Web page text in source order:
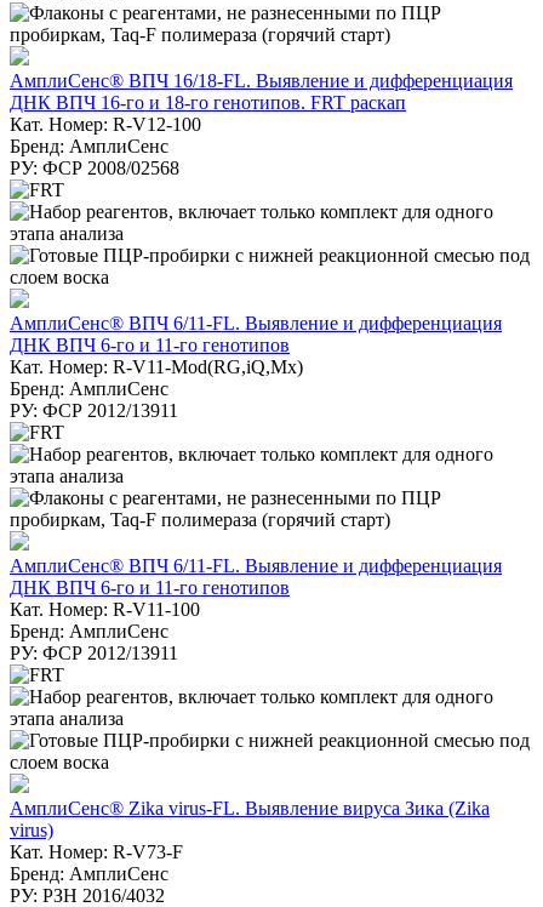
АмплиСенс® ВПЧ 16/18-FL. Выявление и дифференциация
ДНК ВПЧ 16-го и 18-го генотипов. FRT раскап
Кат. Номер: R-V12-100
Бренд: АмплиСенс
РУ: ФСР 2008/02568
АмплиСенс® ВПЧ 6/11-FL. Выявление и дифференциация
ДНК ВПЧ 6-го и 11-го генотипов
Кат. Номер: R-V11-Mod(RG,iQ,Mx)
Бренд: АмплиСенс
РУ: ФСР 2012/13911
АмплиСенс® ВПЧ 6/11-FL. Выявление и дифференциация
ДНК ВПЧ 6-го и 11-го генотипов
Кат. Номер: R-V11-100
Бренд: АмплиСенс
РУ: ФСР 2012/13911
АмплиСенс® Zika virus-FL. Выявление вируса Зика (Zika
virus)
Кат. Номер: R-V73-F
Бренд: АмплиСенс
РУ: РЗН 2016/4032